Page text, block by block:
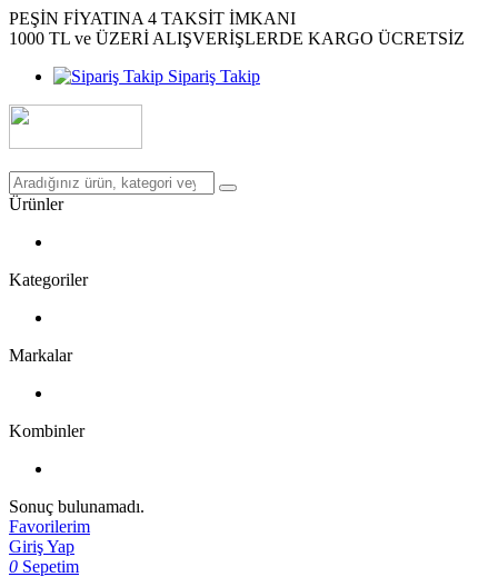
PEŞİN FİYATINA 4 TAKSİT İMKANI
1000 TL ve ÜZERİ ALIŞVERİŞLERDE KARGO ÜCRETSİZ
Sipariş Takip
Ürünler
Kategoriler
Markalar
Kombinler
Sonuç bulunamadı.
Favorilerim
Giriş Yap
0 Sepetim